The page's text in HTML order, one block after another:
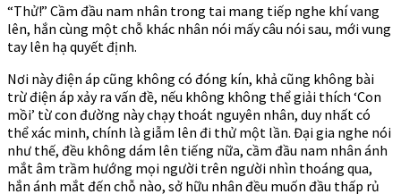
“Thử!” Cầm đầu nam nhân trong tai mang tiếp nghe khí vang
lên, hắn cùng một chỗ khác nhân nói mấy câu nói sau, mới vung
tay lên hạ quyết định.
Nơi này điện áp cũng không có đóng kín, khả cũng không bài
trừ điện áp xảy ra vấn đề, nếu không không thể giải thích ‘Con
mồi’ từ con đường này chạy thoát nguyên nhân, duy nhất có
thể xác minh, chính là giẫm lên đi thử một lần. Đại gia nghe nói
như thế, đều không dám lên tiếng nữa, cầm đầu nam nhân ánh
mắt âm trầm hướng mọi người trên người nhìn thoáng qua,
hắn ánh mắt đến chỗ nào, sở hữu nhân đều muốn đầu thấp rủ